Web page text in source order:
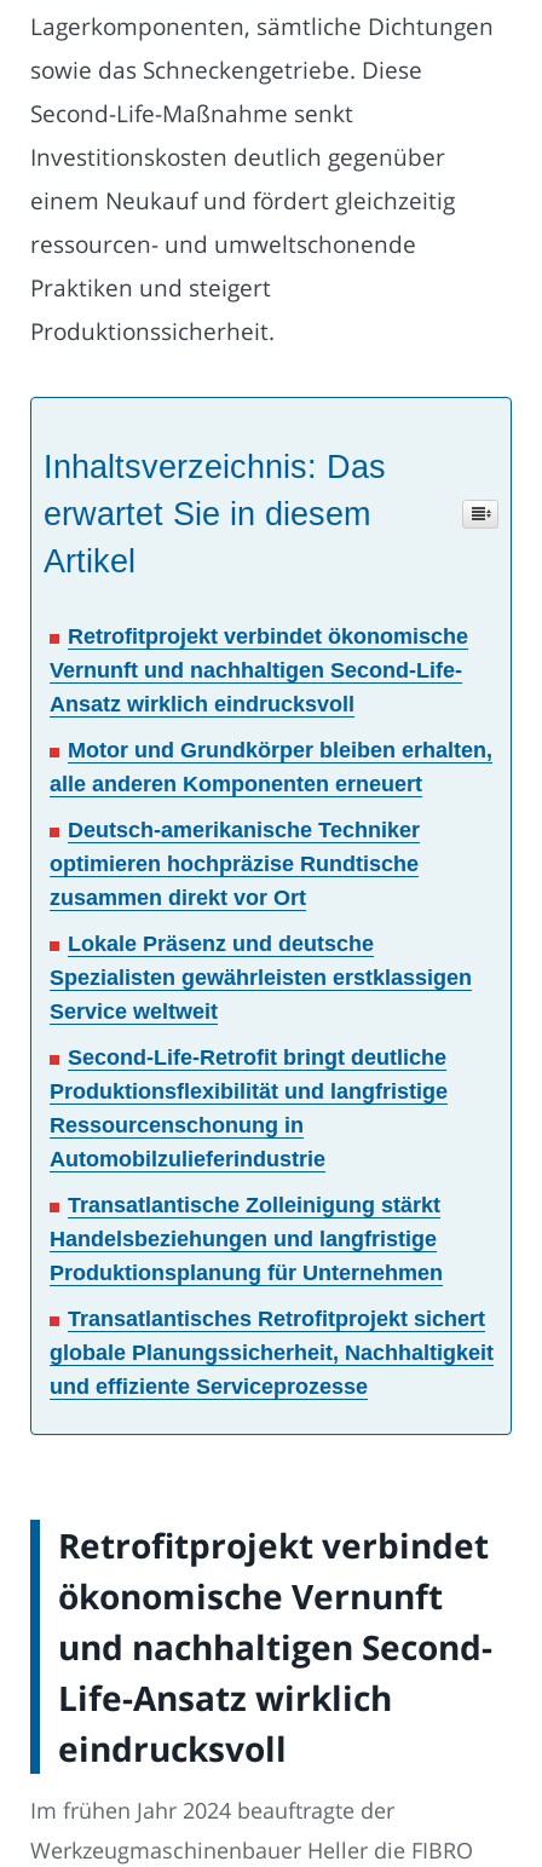
Lagerkomponenten, sämtliche Dichtungen
sowie das Schneckengetriebe. Diese
Second-Life-Maßnahme senkt
Investitionskosten deutlich gegenüber
einem Neukauf und fördert gleichzeitig
ressourcen- und umweltschonende
Praktiken und steigert
Produktionssicherheit.
Inhaltsverzeichnis: Das
erwartet Sie in diesem
Artikel
Retrofitprojekt verbindet ökonomische
Vernunft und nachhaltigen Second-Life-
Ansatz wirklich eindrucksvoll
Motor und Grundkörper bleiben erhalten,
alle anderen Komponenten erneuert
Deutsch-amerikanische Techniker
optimieren hochpräzise Rundtische
zusammen direkt vor Ort
Lokale Präsenz und deutsche
Spezialisten gewährleisten erstklassigen
Service weltweit
Second-Life-Retrofit bringt deutliche
Produktionsflexibilität und langfristige
Ressourcenschonung in
Automobilzulieferindustrie
Transatlantische Zolleinigung stärkt
Handelsbeziehungen und langfristige
Produktionsplanung für Unternehmen
Transatlantisches Retrofitprojekt sichert
globale Planungssicherheit, Nachhaltigkeit
und effiziente Serviceprozesse
Retrofitprojekt verbindet
ökonomische Vernunft
und nachhaltigen Second-
Life-Ansatz wirklich
eindrucksvoll
Im frühen Jahr 2024 beauftragte der
Werkzeugmaschinenbauer Heller die FIBRO